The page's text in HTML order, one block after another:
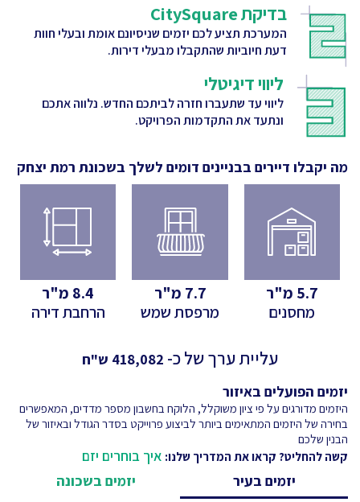
בדיקת CitySquare
המערכת תציע לכם יזמים שניסיונם אומת ובעלי חוות
דעת חיוביות שהתקבלו מבעלי דירות.
ליווי דיגיטלי
ליווי עד שתעברו חזרה לביתכם החדש. נלווה אתכם
ונתעד את התקדמות הפרויקט.
מה יקבלו דיירים בבניינים דומים לשלך בשכונת רמת יצחק
5.7 מ"ר
מחסנים
7.7 מ"ר
מרפסת שמש
8.4 מ"ר
הרחבת דירה
עליית ערך של כ-
ש"ח
יזמים הפועלים באיזור
היזמים מדורגים על פי ציון משוקלל, הלוקח בחשבון מספר מדדים, המאפשרים
בחירה של היזמים המתאימים ביותר לביצוע פרוייקט בסדר הגודל ובאיזור של
הבנין שלכם
קשה להחליט? קראו את המדריך שלנו: איך בוחרים יזם
יזמים בעיר
יזמים בשכונה